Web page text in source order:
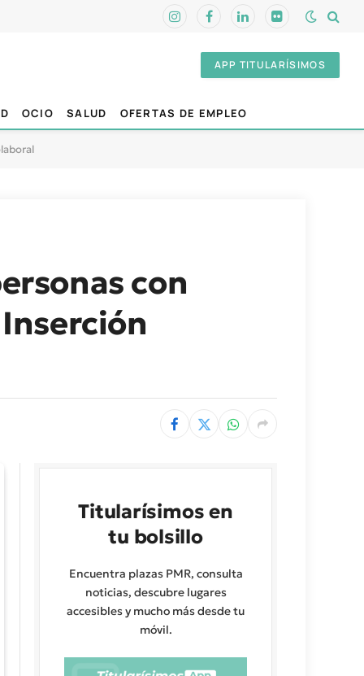
InstagramFacebookLinkedInFlickr
APP TITULARÍSIMOS
OCIO SALUD OFERTAS DE EMPLEO
con
Titularísimos en
tu bolsillo
Encuentra plazas PMR, consulta
noticias, descubre lugares
accesibles y mucho más desde tu
móvil.